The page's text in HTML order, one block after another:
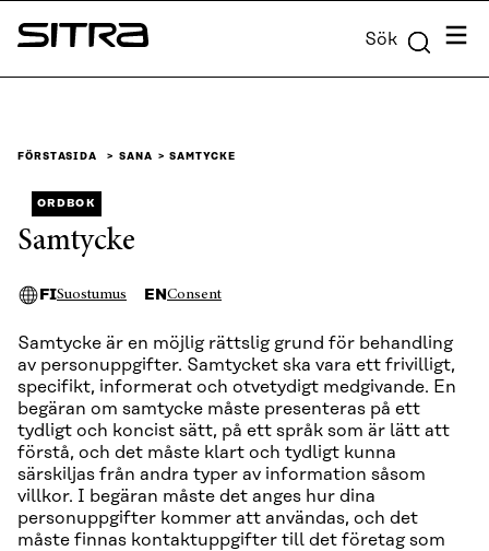
Skip to
content
Sitra Sök Meny
FÖRSTASIDA SANA SAMTYCKE
ORDBOK
Samtycke
FISuostumus EN Consent
Samtycke är en möjlig rättslig grund för behandling
av personuppgifter. Samtycket ska vara ett frivilligt,
specifikt, informerat och otvetydigt medgivande. En
begäran om samtycke måste presenteras på ett
tydligt och koncist sätt, på ett språk som är lätt att
förstå, och det måste klart och tydligt kunna
särskiljas från andra typer av information såsom
villkor. I begäran måste det anges hur dina
personuppgifter kommer att användas, och det
måste finnas kontaktuppgifter till det företag som